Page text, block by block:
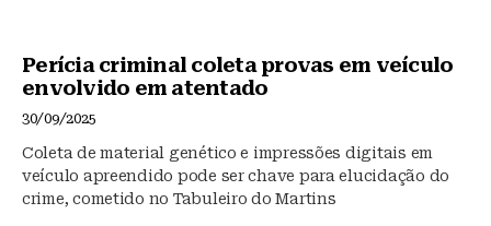
Perícia criminal coleta provas em veículo
envolvido em atentado
30/09/2025
Coleta de material genético e impressões digitais em
veículo apreendido pode ser chave para elucidação do
crime, cometido no Tabuleiro do Martins